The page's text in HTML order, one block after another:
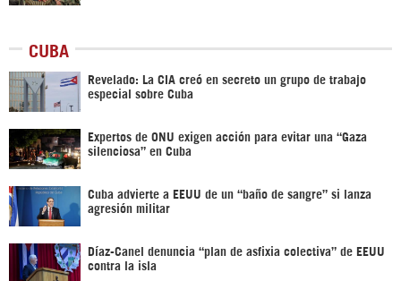
CUBA
Revelado: La CIA creó en secreto un grupo de trabajo
especial sobre Cuba
Expertos de ONU exigen acción para evitar una “Gaza
silenciosa” en Cuba
Cuba advierte a EEUU de un “baño de sangre” si lanza
agresión militar
Díaz-Canel denuncia “plan de asfixia colectiva” de EEUU
contra la isla